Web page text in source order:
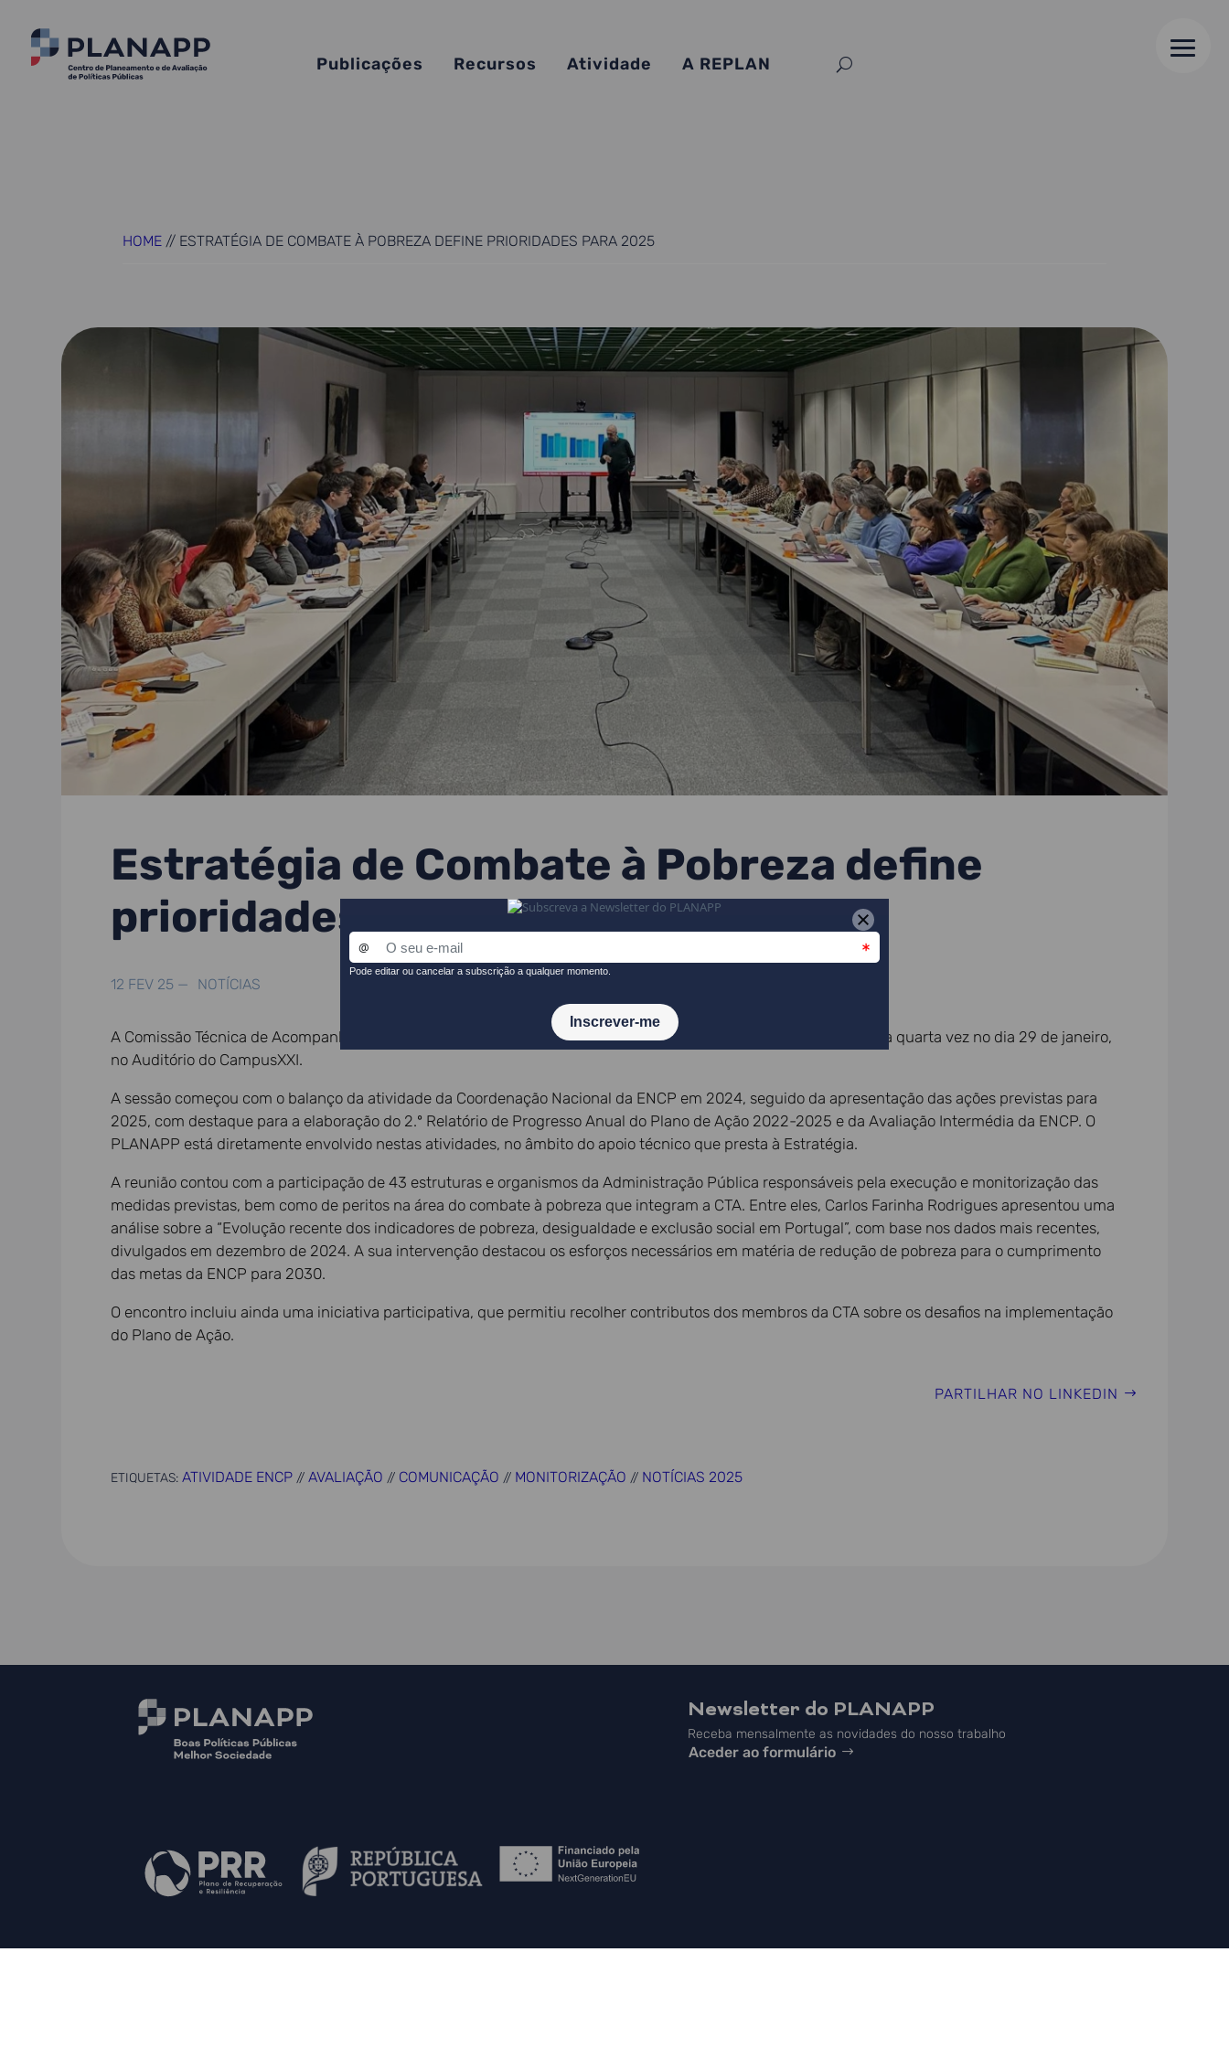
Publicações Recursos Atividade A REPLAN
HOME // ESTRATÉGIA DE COMBATE À POBREZA DEFINE PRIORIDADES PARA 2025
Estratégia de Combate à Pobreza define
prioridades para 2025
12 FEV 25 — NOTÍCIAS
A Comissão Técnica de Acompanhamento (CTA) da Estratégia Nacional de Combate à Pobreza (ENCP) reuniu pela quarta vez no dia 29 de janeiro,
no Auditório do CampusXXI.
A sessão começou com o balanço da atividade da Coordenação Nacional da ENCP em 2024, seguido da apresentação das ações previstas para
2025, com destaque para a elaboração do 2.º Relatório de Progresso Anual do Plano de Ação 2022-2025 e da Avaliação Intermédia da ENCP. O
PLANAPP está diretamente envolvido nestas atividades, no âmbito do apoio técnico que presta à Estratégia.
A reunião contou com a participação de 43 estruturas e organismos da Administração Pública responsáveis pela execução e monitorização das
medidas previstas, bem como de peritos na área do combate à pobreza que integram a CTA. Entre eles, Carlos Farinha Rodrigues apresentou uma
análise sobre a “Evolução recente dos indicadores de pobreza, desigualdade e exclusão social em Portugal”, com base nos dados mais recentes,
divulgados em dezembro de 2024. A sua intervenção destacou os esforços necessários em matéria de redução de pobreza para o cumprimento
das metas da ENCP para 2030.
O encontro incluiu ainda uma iniciativa participativa, que permitiu recolher contributos dos membros da CTA sobre os desafios na implementação
do Plano de Ação.
PARTILHAR NO LINKEDIN
ETIQUETAS: ATIVIDADE ENCP// AVALIAÇÃO // COMUNICAÇÃO // MONITORIZAÇÃO // NOTÍCIAS 2025
Newsletter do PLANAPP
Receba mensalmente as novidades do nosso trabalho
Aceder ao formulário